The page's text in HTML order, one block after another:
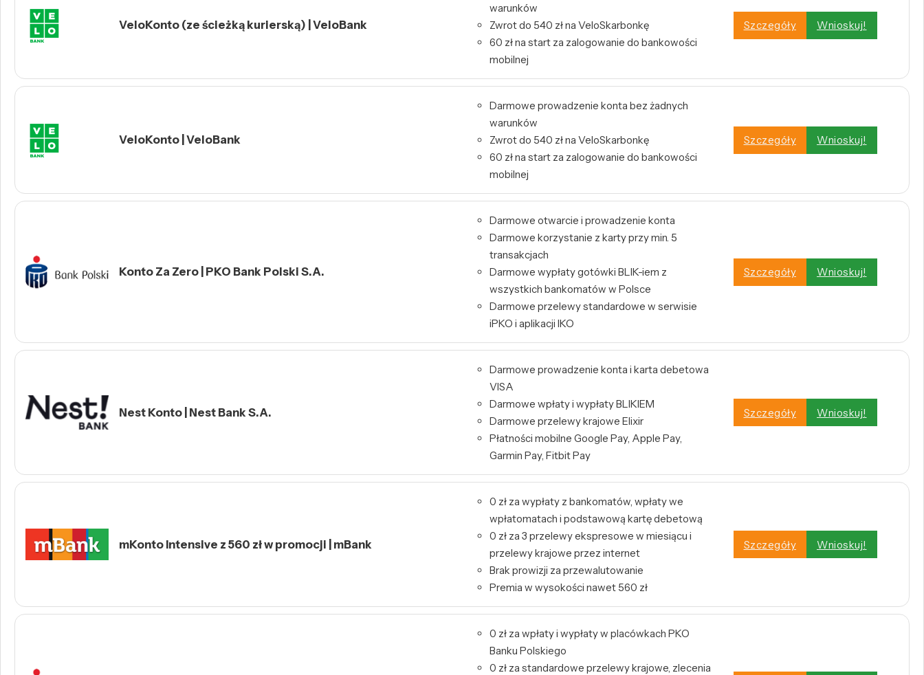
VeloKonto (ze ścieżką kurierską) | VeloBank
warunków
Zwrot do 540 zł na VeloSkarbonkę
60 zł na start za zalogowanie do bankowości
mobilnej
Szczegóły Wnioskuj!
VeloKonto | VeloBank
Darmowe prowadzenie konta bez żadnych
warunków
Zwrot do 540 zł na VeloSkarbonkę
60 zł na start za zalogowanie do bankowości
mobilnej
Szczegóły Wnioskuj!
Konto Za Zero | PKO Bank Polski S.A.
Darmowe otwarcie i prowadzenie konta
Darmowe korzystanie z karty przy min. 5
transakcjach
Darmowe wypłaty gotówki BLIK-iem z
wszystkich bankomatów w Polsce
Darmowe przelewy standardowe w serwisie
iPKO i aplikacji IKO
Szczegóły Wnioskuj!
Nest Konto | Nest Bank S.A.
Darmowe prowadzenie konta i karta debetowa
VISA
Darmowe wpłaty i wypłaty BLIKIEM
Darmowe przelewy krajowe Elixir
Płatności mobilne Google Pay, Apple Pay,
Garmin Pay, Fitbit Pay
Szczegóły Wnioskuj!
mKonto Intensive z 560 zł w promocji | mBank
0 zł za wypłaty z bankomatów, wpłaty we
wpłatomatach i podstawową kartę debetową
0 zł za 3 przelewy ekspresowe w miesiącu i
przelewy krajowe przez internet
Brak prowizji za przewalutowanie
Premia w wysokości nawet 560 zł
Szczegóły Wnioskuj!
0 zł za wpłaty i wypłaty w placówkach PKO
Banku Polskiego
0 zł za standardowe przelewy krajowe, zlecenia